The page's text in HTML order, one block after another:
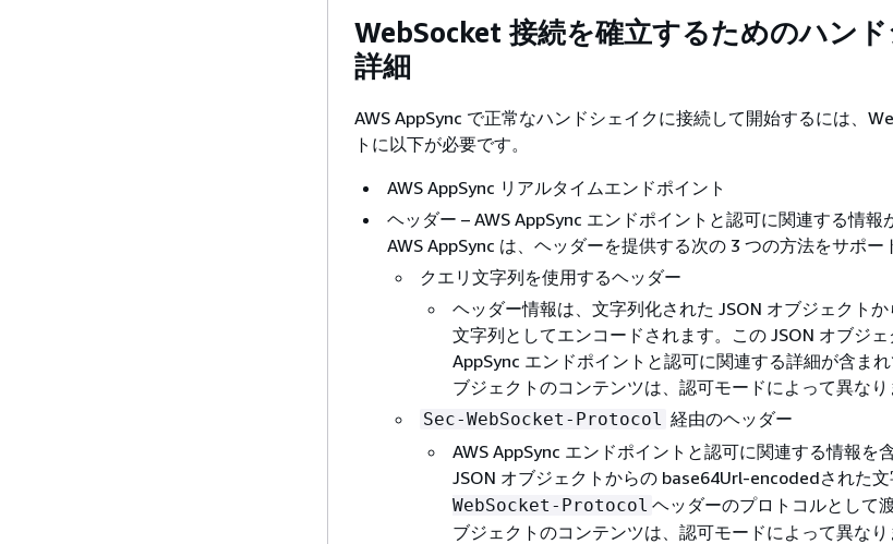
WebSocket 接続を確立するためのハン
詳細
AWS AppSync で正常なハンドシェイクに接続して開始するには、
トに以下が必要です。
AWS AppSync リアルタイムエンドポイント
ヘッダー – AWS AppSync エンドポイントと認可に関連する情報
AWS AppSync は、ヘッダーを提供する次の 3 つの方法をサポー
クエリ文字列を使用するヘッダー
ヘッダー情報は、文字列化された JSON オブジェクト
文字列としてエンコードされます。この JSON オブジェ
AppSync エンドポイントと認可に関連する詳細が含ま
ブジェクトのコンテンツは、認可モードによって異なり
Sec-WebSocket-Protocol 経由のヘッダー
AWS AppSync エンドポイントと認可に関連する情報を
JSON オブジェクトからの base64Url-encodedされた文
WebSocket-Protocol ヘッダーのプロトコルとして
ブジェクトのコンテンツは、認可モードによって異なり